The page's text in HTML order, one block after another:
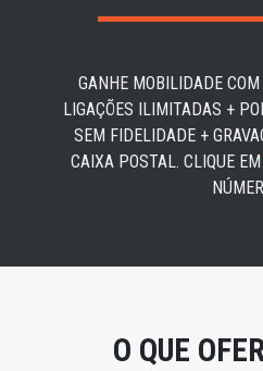
GANHE MOBILIDADE
LIGAÇÕES ILIMITADAS +
SEM FIDELIDADE +
CAIXA POSTAL. CLIQUE EM
O QUE